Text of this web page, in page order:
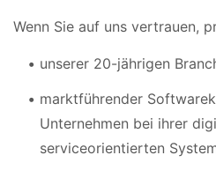
Wenn Sie auf uns vertrauen,
unserer 20-jährigen
marktführender
Unternehmen bei ihrer
serviceorientierten